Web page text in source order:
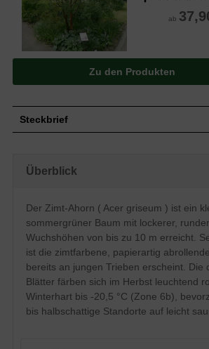
ab
Zu den Produkten
Steckbrief
Blatt
Sommergrün, dreizählig,
sattgrün, Unterseite
etwas heller,
leuchtend rot, später
Oktober), 3 bis 5 cm
Frucht
Wenig, rot gefärbt
Blüte
Gelbgrün
Blütezeit
Mai
Rinde
Rotbraun bis
Überblick
Der Zimt-Ahorn ( Acer griseum ) ist ein
sommergrüner Baum mit lockerer,
Wuchshöhen von bis zu 10 m erreicht.
ist die zimtfarbene, papierartig
bereits an jungen Trieben erscheint. Die
Blätter färben sich im Herbst leuchtend
Winterhart bis -20,5 °C (Zone 6b),
bis halbschattige Standorte auf leicht